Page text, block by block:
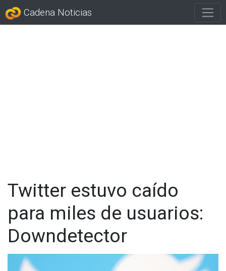
Cadena Noticias
Twitter estuvo caído
para miles de usuarios:
Downdetector